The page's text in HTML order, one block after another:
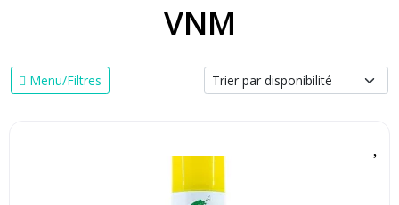
VNM
Menu/Filtres